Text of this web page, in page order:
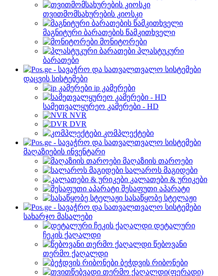
თვითმომსახურების კიოსკი
მაგნიტური ბარათების წამკითხველი
მონიტორები
პლასტუკური
ბარათები
დაცვის სისტემები
ip კამერები
სამეთვალყურეო კამერები - HD
NVR
DVR
კომპლექტები
მაღაზიების ინვენტარი
მაღაზიის თაროები
სალაროს მაგიდები
კალათები & ურიკები
შესაფუთი აპარატი
სასაწყობე სტელაჟი
სახარჯო მასალები
დეტალური
ჩეკის ქაღალდი
წებოვანი
თერმო ქაღალდი
ბეჭდვის რიბონები